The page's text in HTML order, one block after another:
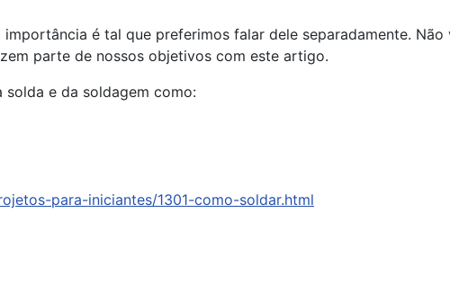
é tal que preferimos falar dele separadamente.
parte de nossos objetivos com este artigo.
e da soldagem como:
para-iniciantes/1301-como-soldar.html